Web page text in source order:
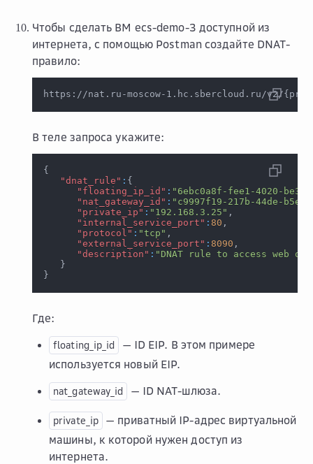
Чтобы сделать ВМ ecs-demo-3 доступной из
интернета, с помощью Postman создайте DNAT-
правило:
https://nat.ru-moscow-1.hc.sbercloud.ru/v2/{
В теле запроса укажите:
{
"dnat_rule" : {
"floating_ip_id" : "6ebc0a8f-fee1-4020-be34-
"nat_gateway_id" : "c9997f19-217b-44de-
"private_ip" : "192.168.3.25" ,
"internal_service_port" : 80 ,
"protocol" : "tcp" ,
"external_service_port" : 8090 ,
"description" : "DNAT rule to access web on
}
}
Где:
floating_ip_id
— ID EIP. В этом примере
используется новый EIP.
nat_gateway_id — ID NAT-шлюза.
private_ip
— приватный IP-адрес виртуальной
машины, к которой нужен доступ из
интернета.